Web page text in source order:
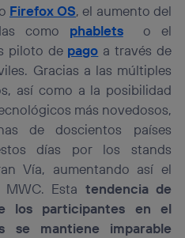
Firefox OS, el aumento del
como phabletso el
piloto de pago a través de
Gracias a las múltiples
así como a la posibilidad
más novedosos,
de doscientos países
días por los stands
Vía, aumentando así el
Esta tendencia de
los participantes en el
se mantiene imparable